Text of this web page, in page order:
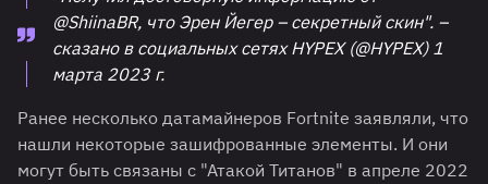
@ShiinaBR, что Эрен Йегер – секретный скин". –
сказано в социальных сетях HYPEX (@HYPEX) 1
марта 2023 г.
Ранее несколько датамайнеров Fortnite заявляли, что
нашли некоторые зашифрованные элементы. И они
могут быть связаны с "Атакой Титанов" в апреле 2022